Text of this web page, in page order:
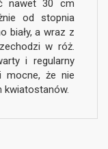
nawet 30 cm
od stopnia
biały, a wraz z
w róż.
i regularny
mocne, że nie
kwiatostanów.